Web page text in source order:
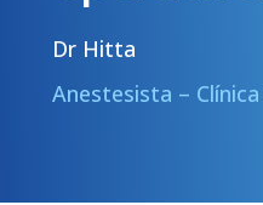
Dr Hitta
Anestesista –